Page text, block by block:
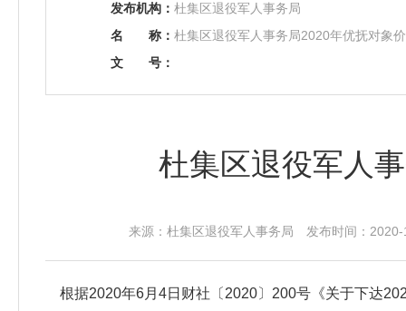
发布机构： 杜集区退役军人事务局
名
称： 杜集区退役军人事务局2020年优抚对象
文
号：
杜集区退役军人
来源：杜集区退役军人事务局 发布时间：
根据2020年6月4日财社〔2020〕200号《关于下达